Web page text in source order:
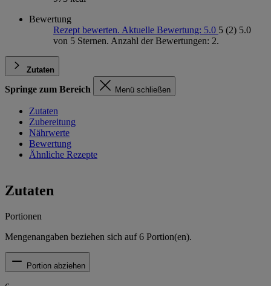
Bewertung
Rezept bewerten. Aktuelle Bewertung: 5.0 5 (2) 5.0
von 5 Sternen. Anzahl der Bewertungen: 2.
Zutaten
Springe zum Bereich Menü schließen
Zutaten
Zubereitung
Nährwerte
Bewertung
Ähnliche Rezepte
Zutaten
Portionen
Mengenangaben beziehen sich auf6 Portion(en).
Portion abziehen